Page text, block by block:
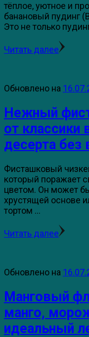
тёплое, уютное и
банановый пудинг
Это не только
Читать далее
Обновлено на
Нежный
от классики
десерта без
Фисташковый
который поражает
цветом. Он может
хрустящей основе
тортом …
Читать далее
Обновлено на
Манговый
манго,
идеальный